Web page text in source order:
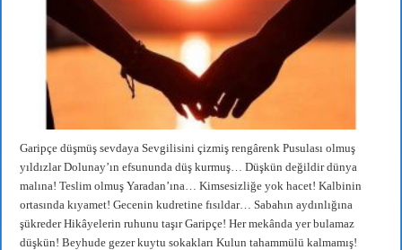
Garipçe düşmüş sevdaya Sevgilisini çizmiş rengârenk Pusulası olmuş
yıldızlar Dolunay’ın efsununda düş kurmuş… Düşkün değildir dünya
malına! Teslim olmuş Yaradan’ına… Kimsesizliğe yok hacet! Kalbinin
ortasında kıyamet! Gecenin kudretine fısıldar… Sabahın aydınlığına
şükreder Hikâyelerin ruhunu taşır Garipçe! Her mekânda yer bulamaz
düşkün! Beyhude gezer kuytu sokakları Kulun tahammülü kalmamış!